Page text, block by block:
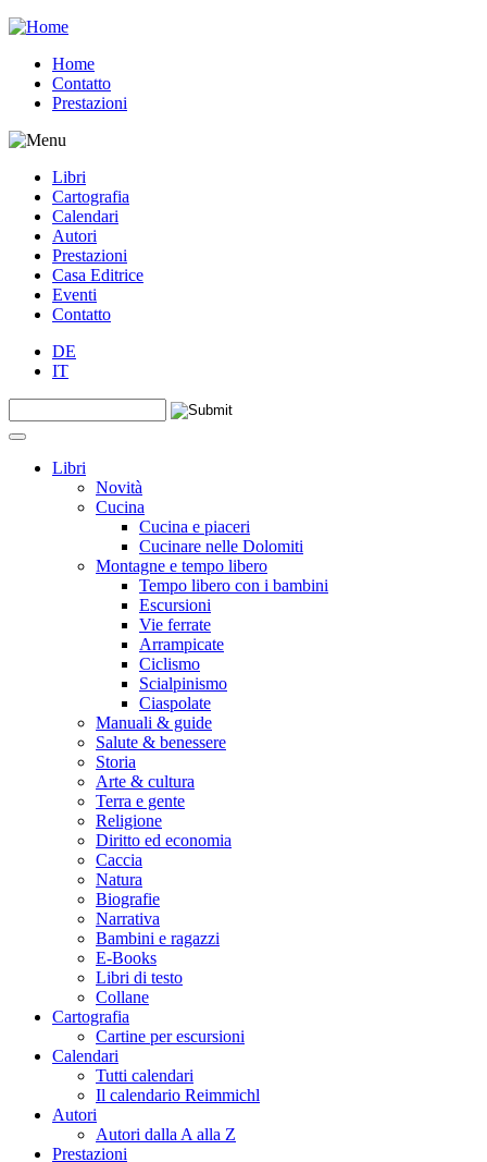
Jump to navigation
Home
Contatto
Prestazioni
Libri
Cartografia
Calendari
Autori
Prestazioni
Casa Editrice
Eventi
Contatto
DE
IT
Form di ricerca
Libri
Novità
Cucina
Cucina e piaceri
Cucinare nelle Dolomiti
Montagne e tempo libero
Tempo libero con i bambini
Escursioni
Vie ferrate
Arrampicate
Ciclismo
Scialpinismo
Ciaspolate
Manuali & guide
Salute & benessere
Storia
Arte & cultura
Terra e gente
Religione
Diritto ed economia
Caccia
Natura
Biografie
Narrativa
Bambini e ragazzi
E-Books
Libri di testo
Collane
Cartografia
Cartine per escursioni
Calendari
Tutti calendari
Il calendario Reimmichl
Autori
Autori dalla A alla Z
Prestazioni